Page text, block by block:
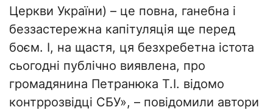
Церкви України) – це повна, ганебна і
беззастережна капітуляція ще перед
боєм. І, на щастя, ця безхребетна істота
сьогодні публічно виявлена, про
громадянина Петранюка Т.І. відомо
контррозвідці СБУ», – повідомили автори